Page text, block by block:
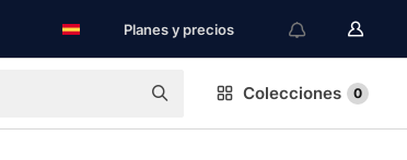
Planes y precios
Colecciones 0